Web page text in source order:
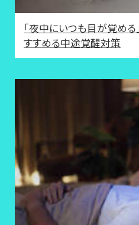
「夜中にいつも目が覚め
すすめる中途覚醒対策